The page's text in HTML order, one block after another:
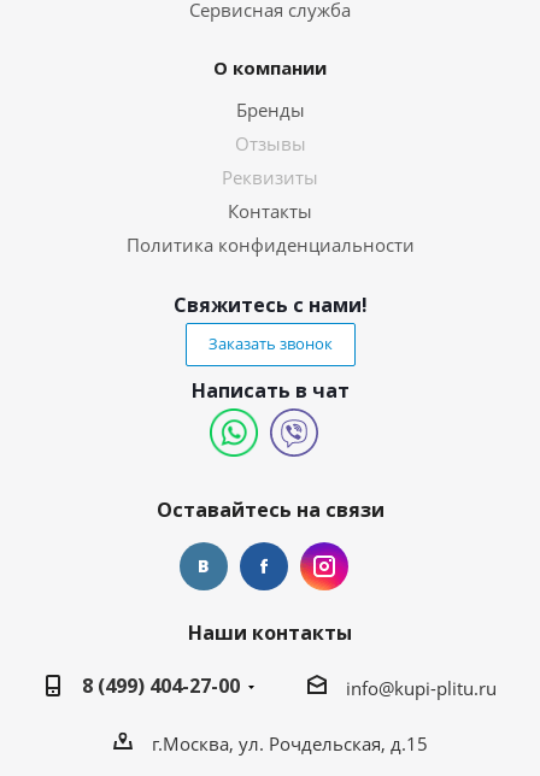
Сервисная служба
О компании
Бренды
Отзывы
Реквизиты
Контакты
Политика конфиденциальности
Свяжитесь с нами!
Заказать звонок
Написать в чат
Оставайтесь на связи
Наши контакты
8 (499) 404-27-00
info@kupi-plitu.ru
г.Москва, ул. Рочдельская, д.15